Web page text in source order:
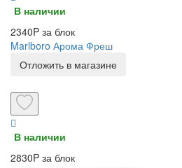
В наличии
2340P за блок
Marlboro Арома Фреш
Отложить в магазине
В наличии
2830P за блок